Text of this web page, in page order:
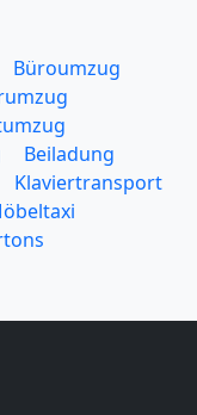
Büroumzug
Beiladung
Klaviertransport